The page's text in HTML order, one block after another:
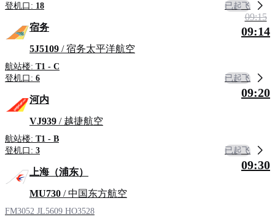
登机口: 18 已起飞
宿务
5J5109 / 宿务太平洋航空
航站楼: T1 - C
登机口: 6
09:15
09:14
已起飞
河内
VJ939 / 越捷航空
航站楼: T1 - B
登机口: 3
09:20
已起飞
上海（浦东）
MU730 / 中国东方航空
FM3052 JL5609 HO3528
09:30